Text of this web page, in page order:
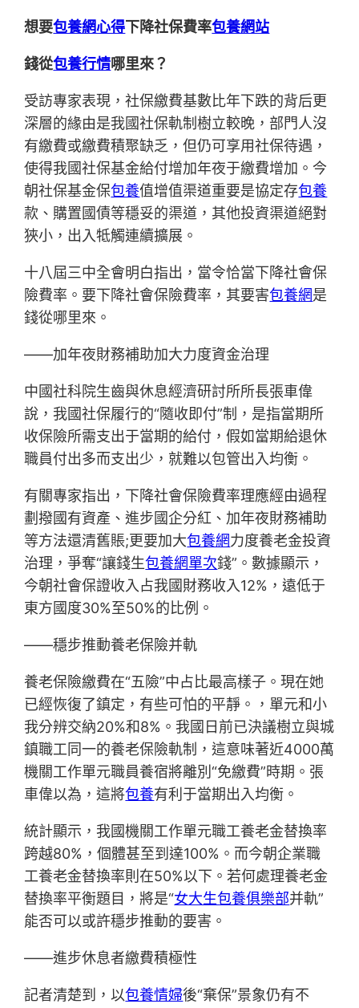
想要包養網心得下降社保費率包養網站
錢從包養行情哪里來？
受訪專家表現，社保繳費基數比年下跌的背后更
深層的緣由是我國社保軌制樹立較晚，部門人沒
有繳費或繳費積聚缺乏，但仍可享用社保待遇，
使得我國社保基金給付增加年夜于繳費增加。今
朝社保基金保包養值增值渠道重要是協定存包養
款、購置國債等穩妥的渠道，其他投資渠道絕對
狹小，出入牴觸連續擴展。
十八屆三中全會明白指出，當令恰當下降社會保
險費率。要下降社會保險費率，其要害包養網是
錢從哪里來。
——加年夜財務補助加大力度資金治理
中國社科院生齒與休息經濟研討所所長張車偉
說，我國社保履行的“隨收即付”制，是指當期所
收保險所需支出于當期的給付，假如當期給退休
職員付出多而支出少，就難以包管出入均衡。
有關專家指出，下降社會保險費率理應經由過程
劃撥國有資產、進步國企分紅、加年夜財務補助
等方法還清舊賬;更要加大包養網力度養老金投資
治理，爭奪“讓錢生包養網單次錢”。數據顯示，
今朝社會保證收入占我國財務收入12%，遠低于
東方國度30%至50%的比例。
——穩步推動養老保險并軌
養老保險繳費在“五險”中占比最高樣子。現在她
已經恢復了鎮定，有些可怕的平靜。，單元和小
我分辨交納20%和8%。我國日前已決議樹立與城
鎮職工同一的養老保險軌制，這意味著近4000萬
機關工作單元職員養宿將離別“免繳費”時期。張
車偉以為，這將包養有利于當期出入均衡。
統計顯示，我國機關工作單元職工養老金替換率
跨越80%，個體甚至到達100%。而今朝企業職
工養老金替換率則在50%以下。若何處理養老金
替換率平衡題目，將是“女大生包養俱樂部并軌”
能否可以或許穩步推動的要害。
——進步休息者繳費積極性
記者清楚到，以包養情婦後“棄保”景象仍有不